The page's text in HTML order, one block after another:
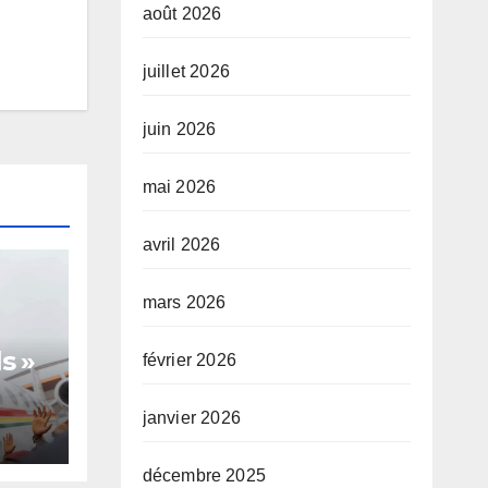
»
août 2026
juillet 2026
juin 2026
mai 2026
avril 2026
mars 2026
février 2026
janvier 2026
décembre 2025